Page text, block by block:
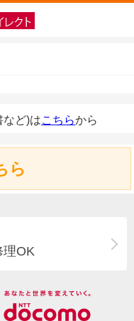
など)はこちらから
ら
理OK